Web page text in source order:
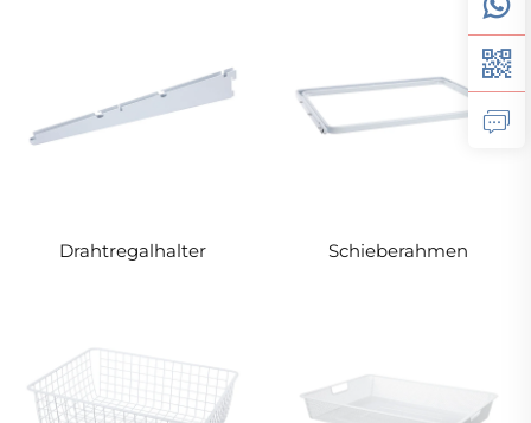
Drahtregalhalter Schieberahmen